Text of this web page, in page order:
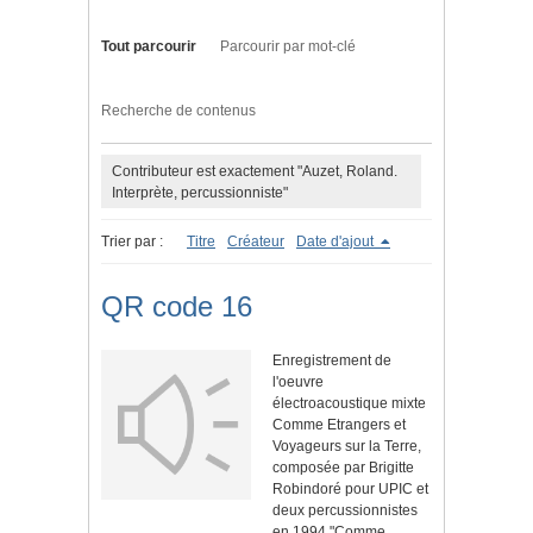
Tout parcourir Parcourir par mot-clé
Recherche de contenus
Contributeur est exactement "Auzet, Roland.
Interprète, percussionniste"
Trier par : Titre Créateur Date d'ajout
QR code 16
Enregistrement de
l'oeuvre
électroacoustique mixte
Comme Etrangers et
Voyageurs sur la Terre,
composée par Brigitte
Robindoré pour UPIC et
deux percussionnistes